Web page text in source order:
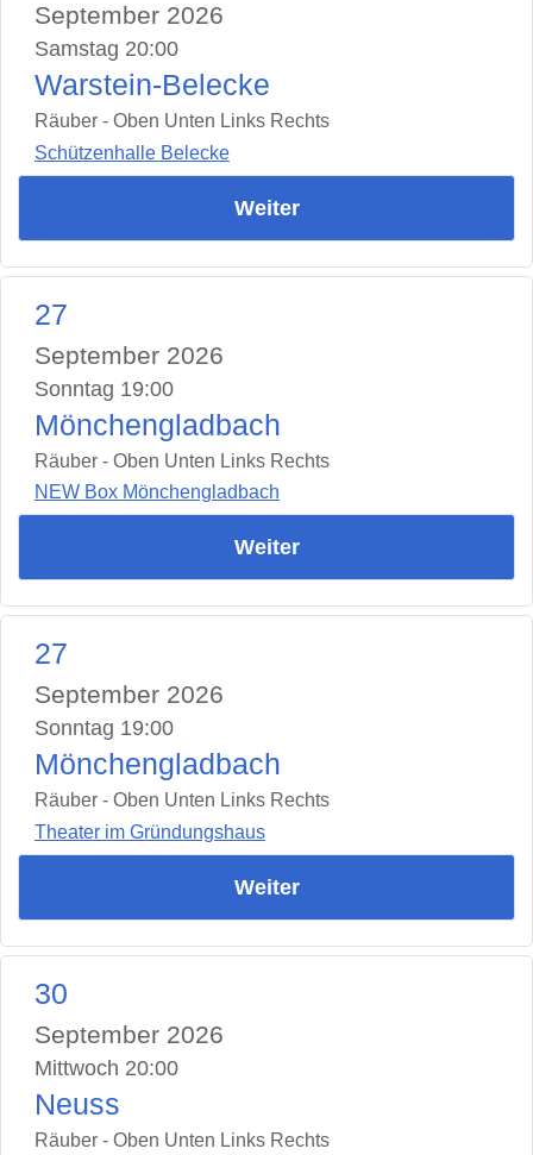
September 2026
Samstag 20:00
Warstein-Belecke
Räuber - Oben Unten Links Rechts
Schützenhalle Belecke
Weiter
27
September 2026
Sonntag 19:00
Mönchengladbach
Räuber - Oben Unten Links Rechts
NEW Box Mönchengladbach
Weiter
27
September 2026
Sonntag 19:00
Mönchengladbach
Räuber - Oben Unten Links Rechts
Theater im Gründungshaus
Weiter
30
September 2026
Mittwoch 20:00
Neuss
Räuber - Oben Unten Links Rechts